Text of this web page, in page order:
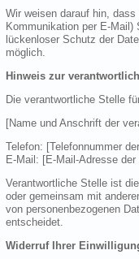
Wir weisen darauf hin,
Kommunikation per E-
lückenloser Schutz der
möglich.
Hinweis zur
Die verantwortliche Stelle
[Name und Anschrift der
Telefon: [Telefonnummer
E-Mail: [E-Mail-Adresse
Verantwortliche Stelle ist
oder gemeinsam mit
von personenbezogenen
entscheidet.
Widerruf Ihrer